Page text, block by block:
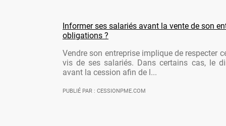
Informer ses salariés avant la vente de son
obligations ?
Vendre son entreprise implique de respecter
vis de ses salariés. Dans certains cas, le
avant la cession afin de l...
PUBLIÉ PAR : CESSIONPME.COM